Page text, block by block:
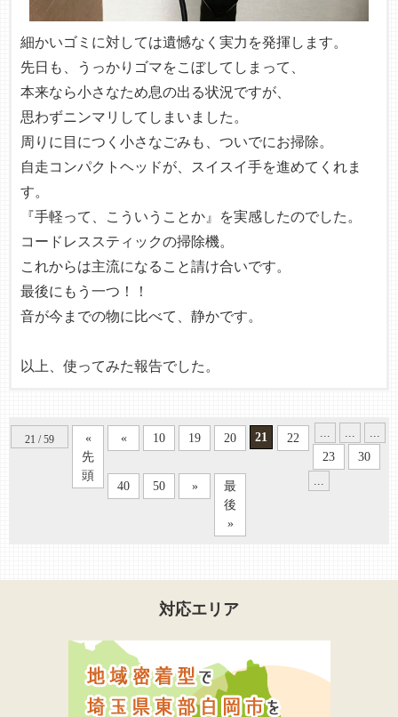
細かいゴミに対しては遺憾なく実力を発揮します。
先日も、うっかりゴマをこぼしてしまって、
本来なら小さなため息の出る状況ですが、
思わずニンマリしてしまいました。
周りに目につく小さなごみも、ついでにお掃除。
自走コンパクトヘッドが、スイスイ手を進めてくれま
す。
『手軽って、こういうことか』を実感したのでした。
コードレススティックの掃除機。
これからは主流になること請け合いです。
最後にもう一つ！！
音が今までの物に比べて、静かです。
以上、使ってみた報告でした。
21 / 59
«
先
頭
« ...
10 ...
19 20 21
22
23
...
30
40 50 ...
»
最
後
»
対応エリア